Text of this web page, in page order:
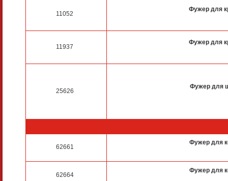
11052
Фужер для
11937
Фужер для
25626
Фужер для
62661
Фужер для
62664
Фужер для